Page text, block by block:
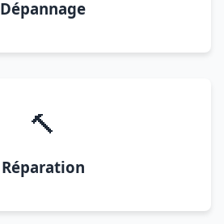
Dépannage
🔨
Réparation